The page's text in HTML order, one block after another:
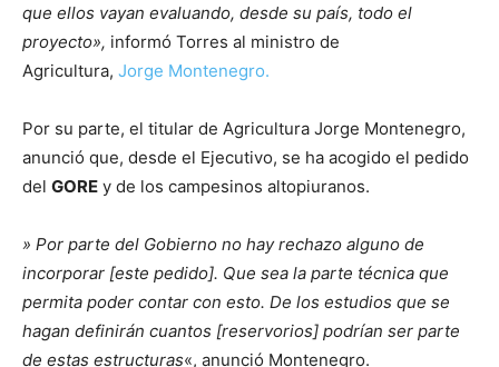
que ellos vayan evaluando, desde su país, todo el
proyecto», informó Torres al ministro de
Agricultura, Jorge Montenegro.
Por su parte, el titular de Agricultura Jorge Montenegro,
anunció que, desde el Ejecutivo, se ha acogido el pedido
del GORE y de los campesinos altopiuranos.
» Por parte del Gobierno no hay rechazo alguno de
incorporar [este pedido]. Que sea la parte técnica que
permita poder contar con esto. De los estudios que se
hagan definirán cuantos [reservorios] podrían ser parte
de estas estructuras«, anunció Montenegro.